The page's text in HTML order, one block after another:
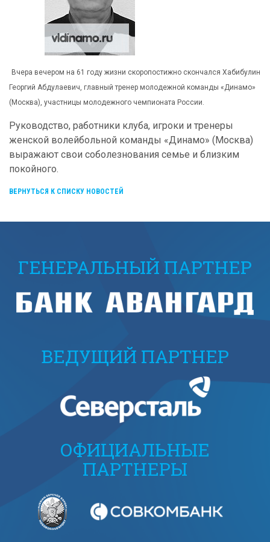
Вчера вечером на 61 году жизни скоропостижно скончался Хабибулин
Георгий Абдулаевич, главный тренер молодежной команды «Динамо»
(Москва), участницы молодежного чемпионата России.
Руководство, работники клуба, игроки и тренеры
женской волейбольной команды «Динамо» (Москва)
выражают свои соболезнования семье и близким
покойного.
ВЕРНУТЬСЯ К СПИСКУ НОВОСТЕЙ
ГЕНЕРАЛЬНЫЙ ПАРТНЕР
ВЕДУЩИЙ ПАРТНЕР
ОФИЦИАЛЬНЫЕ
ПАРТНЕРЫ